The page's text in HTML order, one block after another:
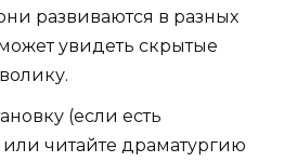
развиваются в разных
увидеть скрытые
(если есть
читайте драматургию